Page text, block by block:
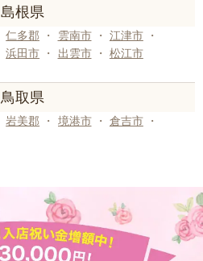
島根県
仁多郡 ・ 雲南市 ・ 江津市
・
浜田市 ・ 出雲市 ・ 松江市
鳥取県
岩美郡 ・ 境港市 ・ 倉吉市
・